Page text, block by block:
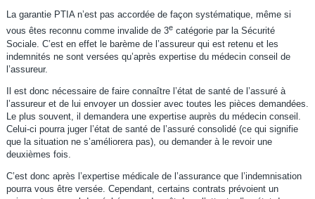
La garantie PTIA n’est pas accordée de façon systématique, même si
vous êtes reconnu comme invalide de 3ecatégorie par la Sécurité
Sociale. C’est en effet le barème de l’assureur qui est retenu et les
indemnités ne sont versées qu’après expertise du médecin conseil de
l’assureur.
Il est donc nécessaire de faire connaître l’état de santé de l’assuré à
l’assureur et de lui envoyer un dossier avec toutes les pièces demandées.
Le plus souvent, il demandera une expertise auprès du médecin conseil.
Celui-ci pourra juger l’état de santé de l’assuré consolidé (ce qui signifie
que la situation ne s’améliorera pas), ou demander à le revoir une
deuxièmes fois.
C’est donc après l’expertise médicale de l’assurance que l’indemnisation
pourra vous être versée. Cependant, certains contrats prévoient un